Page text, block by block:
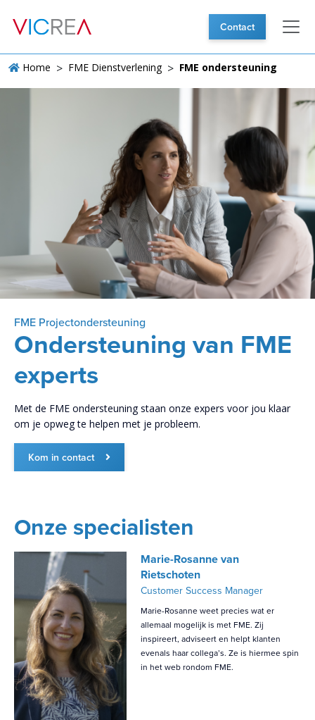
Contact
Home > FME Dienstverlening > FME ondersteuning
FME Projectondersteuning
Ondersteuning van FME
experts
Met de FME ondersteuning staan onze expers voor jou klaar
om je opweg te helpen met je probleem.
Kom in contact
Onze specialisten
Marie-Rosanne van
Rietschoten
Customer Success Manager
Marie-Rosanne weet precies wat er
allemaal mogelijk is met FME. Zij
inspireert, adviseert en helpt klanten
evenals haar collega’s. Ze is hiermee spin
in het web rondom FME.